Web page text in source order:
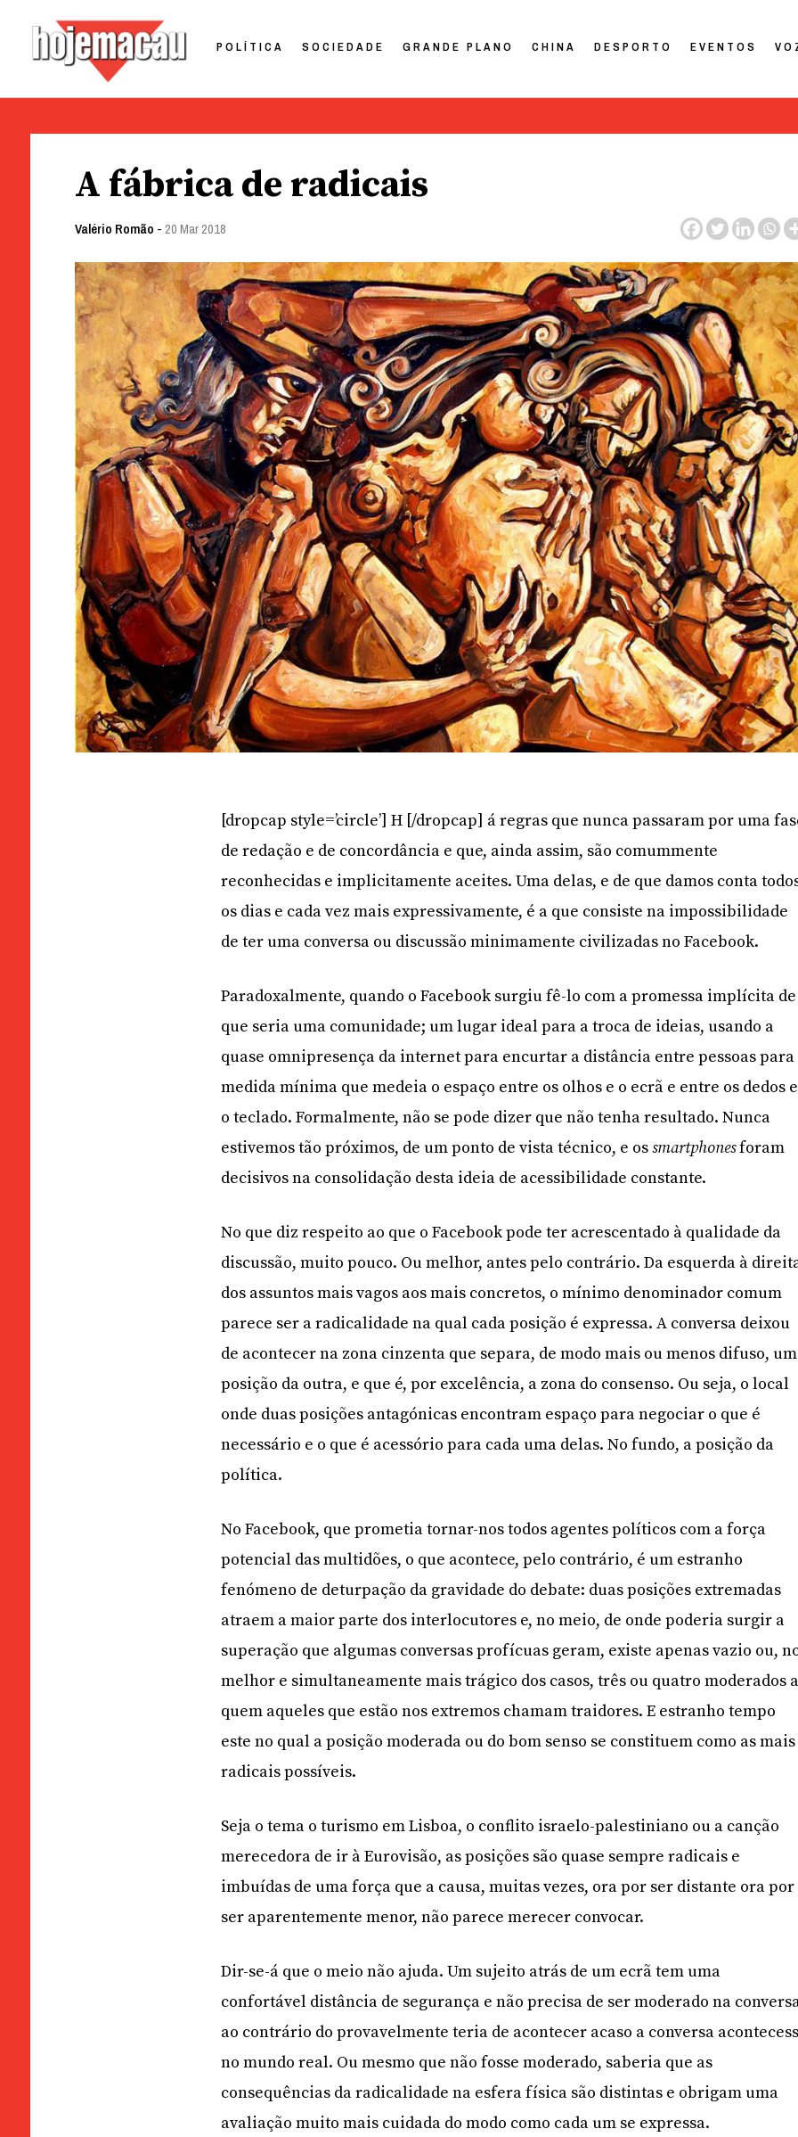
POLÍTICA SOCIEDADE GRANDE PLANO CHINA DESPORTO EVENTOS
A fábrica de radicais
Valério Romão - 20 Mar 2018
[dropcap style=’circle’] H [/dropcap] á regras que nunca passaram por uma
de redação e de concordância e que, ainda assim, são comummente
reconhecidas e implicitamente aceites. Uma delas, e de que damos conta
os dias e cada vez mais expressivamente, é a que consiste na impossibilidade
de ter uma conversa ou discussão minimamente civilizadas no Facebook.
Paradoxalmente, quando o Facebook surgiu fê-lo com a promessa implícita de
que seria uma comunidade; um lugar ideal para a troca de ideias, usando a
quase omnipresença da internet para encurtar a distância entre pessoas para
medida mínima que medeia o espaço entre os olhos e o ecrã e entre os dedos e
o teclado. Formalmente, não se pode dizer que não tenha resultado. Nunca
estivemos tão próximos, de um ponto de vista técnico, e ossmartphonesforam
decisivos na consolidação desta ideia de acessibilidade constante.
No que diz respeito ao que o Facebook pode ter acrescentado à qualidade da
discussão, muito pouco. Ou melhor, antes pelo contrário. Da esquerda à
dos assuntos mais vagos aos mais concretos, o mínimo denominador comum
parece ser a radicalidade na qual cada posição é expressa. A conversa deixou
de acontecer na zona cinzenta que separa, de modo mais ou menos difuso,
posição da outra, e que é, por excelência, a zona do consenso. Ou seja, o local
onde duas posições antagónicas encontram espaço para negociar o que é
necessário e o que é acessório para cada uma delas. No fundo, a posição da
política.
No Facebook, que prometia tornar-nos todos agentes políticos com a força
potencial das multidões, o que acontece, pelo contrário, é um estranho
fenómeno de deturpação da gravidade do debate: duas posições extremadas
atraem a maior parte dos interlocutores e, no meio, de onde poderia surgir a
superação que algumas conversas profícuas geram, existe apenas vazio ou,
melhor e simultaneamente mais trágico dos casos, três ou quatro moderados
quem aqueles que estão nos extremos chamam traidores. E estranho tempo
este no qual a posição moderada ou do bom senso se constituem como as mais
radicais possíveis.
Seja o tema o turismo em Lisboa, o conflito israelo-palestiniano ou a canção
merecedora de ir à Eurovisão, as posições são quase sempre radicais e
imbuídas de uma força que a causa, muitas vezes, ora por ser distante ora por
ser aparentemente menor, não parece merecer convocar.
Dir-se-á que o meio não ajuda. Um sujeito atrás de um ecrã tem uma
confortável distância de segurança e não precisa de ser moderado na
ao contrário do provavelmente teria de acontecer acaso a conversa
no mundo real. Ou mesmo que não fosse moderado, saberia que as
consequências da radicalidade na esfera física são distintas e obrigam uma
avaliação muito mais cuidada do modo como cada um se expressa.